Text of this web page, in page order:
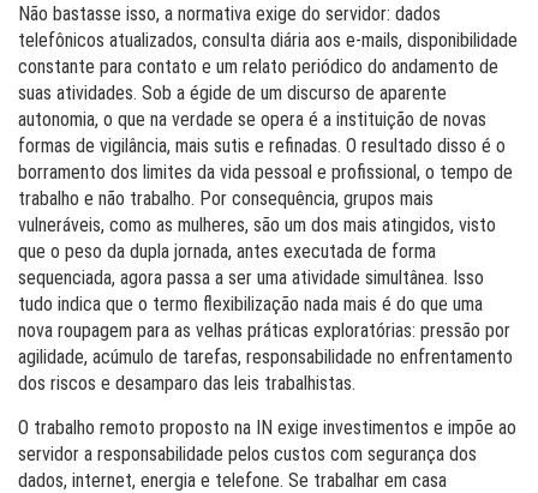
Não bastasse isso, a normativa exige do servidor: dados
telefônicos atualizados, consulta diária aos e-mails, disponibilidade
constante para contato e um relato periódico do andamento de
suas atividades. Sob a égide de um discurso de aparente
autonomia, o que na verdade se opera é a instituição de novas
formas de vigilância, mais sutis e refinadas. O resultado disso é o
borramento dos limites da vida pessoal e profissional, o tempo de
trabalho e não trabalho. Por consequência, grupos mais
vulneráveis, como as mulheres, são um dos mais atingidos, visto
que o peso da dupla jornada, antes executada de forma
sequenciada, agora passa a ser uma atividade simultânea. Isso
tudo indica que o termo flexibilização nada mais é do que uma
nova roupagem para as velhas práticas exploratórias: pressão por
agilidade, acúmulo de tarefas, responsabilidade no enfrentamento
dos riscos e desamparo das leis trabalhistas.
O trabalho remoto proposto na IN exige investimentos e impõe ao
servidor a responsabilidade pelos custos com segurança dos
dados, internet, energia e telefone. Se trabalhar em casa